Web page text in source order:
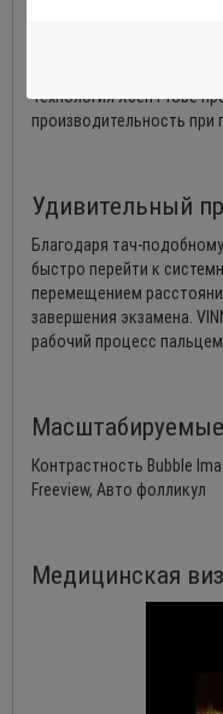
Технология Xcen Probe
производительность
Удивительный
Благодаря тач-
быстро перейти к
перемещением
завершения экзамена.
рабочий процесс
Контрастность Bubble
Freeview, Авто фолликул
Медицинская